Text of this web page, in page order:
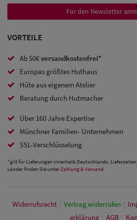
Sale:
Baseball
Caps
Sale: Army
Caps
Sale:
Trucker
Caps
mit
Für den Newsletter
VORTEILE
Ab 50€versandkostenfrei*
Europas größtes Huthaus
Hüte aus eigenem Atelier
Beratung durch Hutmacher
Über 160 Jahre Expertise
Münchner Familien- Unternehmen
SSL-Verschlüsselung
*gilt für Lieferungen innerhalb Deutschlands,
Länder finden Sie unterZahlung & Versand
Widerrufs­recht Vertrag widerrufen
erklärung
AGB